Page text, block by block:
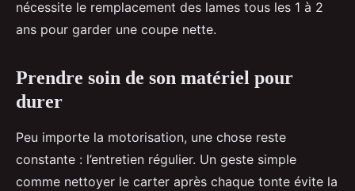
nécessite le remplacement des lames tous les 1 à 2
ans pour garder une coupe nette.
Prendre soin de son matériel pour
durer
Peu importe la motorisation, une chose reste
constante : l’entretien régulier. Un geste simple
comme nettoyer le carter après chaque tonte évite la